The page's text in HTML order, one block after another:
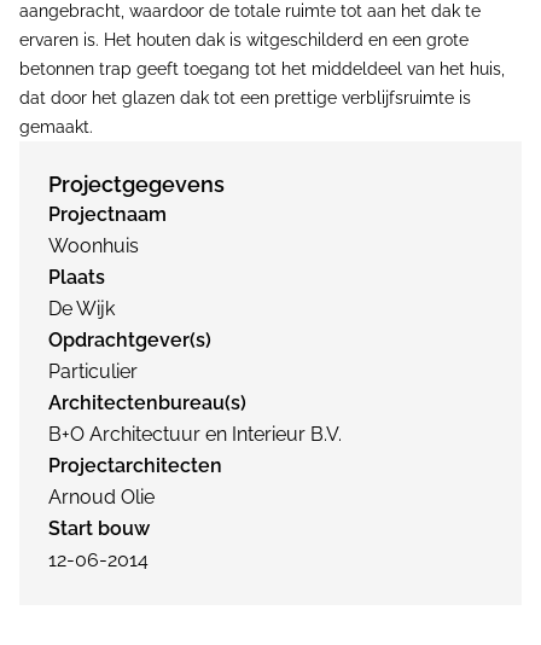
aangebracht, waardoor de totale ruimte tot aan het dak te
ervaren is. Het houten dak is witgeschilderd en een grote
betonnen trap geeft toegang tot het middeldeel van het huis,
dat door het glazen dak tot een prettige verblijfsruimte is
gemaakt.
Projectgegevens
Projectnaam
Woonhuis
Plaats
De Wijk
Opdrachtgever(s)
Particulier
Architectenbureau(s)
B+O Architectuur en Interieur B.V.
Projectarchitecten
Arnoud Olie
Start bouw
12-06-2014